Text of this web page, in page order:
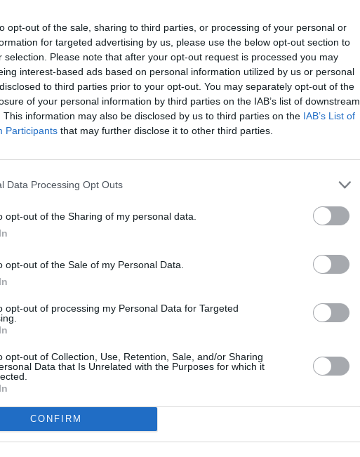
opt-out of the sale, sharing to third parties, or processing of your personal or
for targeted advertising by us, please use the below opt-out section to
selection. Please note that after your opt-out request is processed you may
interest-based ads based on personal information utilized by us or personal
to third parties prior to your opt-out. You may separately opt-out of the
of your personal information by third parties on the IAB’s list of downstream
This information may also be disclosed by us to third parties on the IAB’s List of
Participants that may further disclose it to other third parties.
Data Processing Opt Outs
opt-out of the Sharing of my personal data.
opt-out of the Sale of my Personal Data.
opt-out of processing my Personal Data for Targeted
opt-out of Collection, Use, Retention, Sale, and/or Sharing
Data that Is Unrelated with the Purposes for which it
CONFIRM
mai puţin de 2.000 de euro pe lună
au un venit anual mai mare de 24.590
20% au un venit mai mic de 14.457 de
familiilor proprietare ale locuinţei de
sărăcia aşa-numită pseudo-absolută:
şi de circa 12% în 2008.
pentru a trăi în Italia